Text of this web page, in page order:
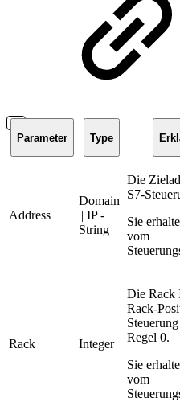
Parameter Type
Address
Domain
|| IP -
String
Die
S7-
Sie
vom
Rack Integer
Die Rack
Rack-
Regel 0.
Sie
vom